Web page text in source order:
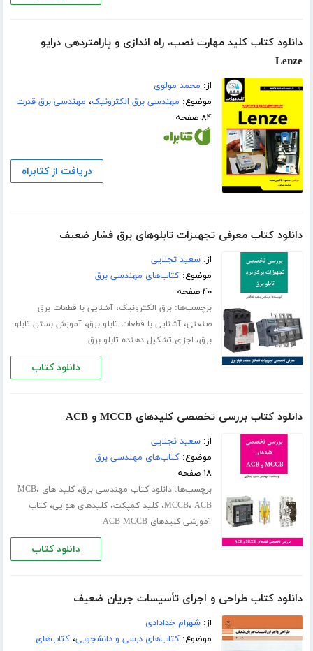
دانلود کتاب کلید مهارت نصب، راه اندازی و پارامتردهی درایو
Lenze
از: محمد مولوی
موضوع: مهندسی برق الکترونیک، مهندسی برق قدرت
۸۴ صفحه
دریافت از کتابراه
دانلود کتاب معرفی تجهیزات تابلوهای برق فشار ضعیف
از:سعید تجلایی
موضوع:کتاب‌های مهندسی برق
۴۰ صفحه
برچسب‌ها:برق الکترونیک،آشنایی با قطعات برق
صنعتی،آشنایی با قطعات تابلو برق،آموزش بستن تابلو
برق، اجزای تشکیل دهنده تابلو برق
دانلود کتاب
دانلود کتاب بررسی تخصصی کلیدهای MCCB و ACB
از:سعید تجلایی
موضوع:کتاب‌های مهندسی برق
۱۸ صفحه
برچسب‌ها:دانلود کتاب مهندسی برق،کلید های MCB ،
MCCB، ACB ،کلید کمپکت،کلیدهای هوایی،کتاب
آموزشی کلیدهای ACB MCCB
دانلود کتاب
دانلود کتاب طراحی و اجرای تأسیسات جریان ضعیف
از:شهرام خدادادی
موضوع:کتاب‌های درسی و دانشجویی،کتاب‌های